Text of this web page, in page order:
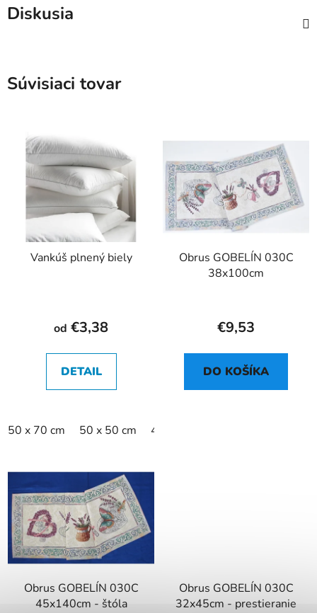
Diskusia
Súvisiaci tovar
Vankúš plnený biely
od €3,38
DETAIL
50 x 70 cm 50 x 50 cm 40 x 60 cm
Obrus GOBELÍN 030C
38x100cm
€9,53
DO KOŠÍKA
Obrus GOBELÍN 030C
45x140cm - štóla
Obrus GOBELÍN 030C
32x45cm - prestieranie